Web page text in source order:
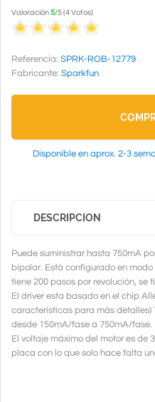
Valoración5/5(4Votos)
Referencia: SPRK-ROB-12779
Fabricante: Sparkfun
Disponible en aprox. 2-3
DESCRIPCION
Puede suministrar hasta 750mA
bipolar. Está configurado en
tiene 200 pasos por revolución, se
El driver esta basado en el chip
características para más detalles)
desde 150mA/fase a 750mA/fase.
El voltaje máximo del motor es de
placa con lo que solo hace falta